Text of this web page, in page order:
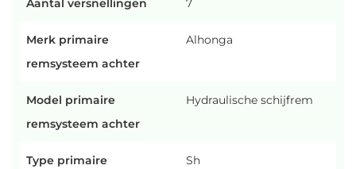
Aantal versnellingen 7
Merk primaire
remsysteem achter
Alhonga
Model primaire
remsysteem achter
Hydraulische schijfrem
Type primaire
Sh